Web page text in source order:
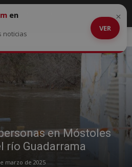
en Móstoles
río Guadarrama
marzo de 2025
en
noticias
VER
×